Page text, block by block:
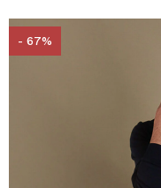
- 67%